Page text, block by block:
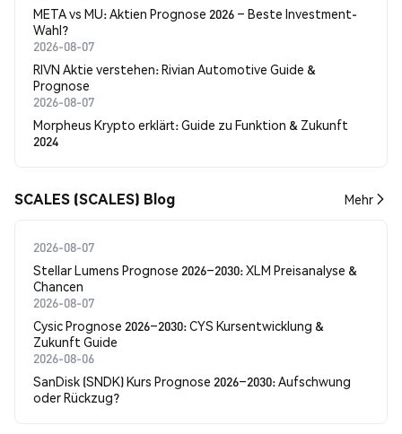
META vs MU: Aktien Prognose 2026 – Beste Investment-
Wahl?
2026-08-07
RIVN Aktie verstehen: Rivian Automotive Guide &
Prognose
2026-08-07
Morpheus Krypto erklärt: Guide zu Funktion & Zukunft
2024
SCALES (SCALES) Blog Mehr
2026-08-07
Stellar Lumens Prognose 2026–2030: XLM Preisanalyse &
Chancen
2026-08-07
Cysic Prognose 2026–2030: CYS Kursentwicklung &
Zukunft Guide
2026-08-06
SanDisk (SNDK) Kurs Prognose 2026–2030: Aufschwung
oder Rückzug?